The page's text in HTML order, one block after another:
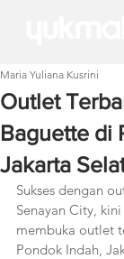
Outlet
Baguette di
Jakarta
Maria Yuliana Kusrini
Sukses dengan
Senayan City,
membuka outlet
Pondok Indah,